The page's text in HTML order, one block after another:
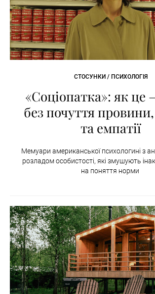
СТОСУНКИ / ПСИХОЛОГІЯ
«Соціопатка»: як
без почуття
та емпатії
Мемуари американської психологині з
розладом особистості, які змушують
на поняття норми